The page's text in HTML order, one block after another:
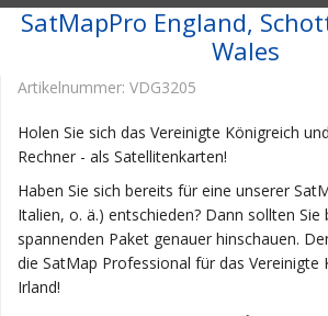
SatMapPro England,
Wales
Artikelnummer: VDG3205
Holen Sie sich das Vereinigte Königreich
Rechner - als Satellitenkarten!
Haben Sie sich bereits für eine unserer
Italien, o. ä.) entschieden? Dann sollten Sie
spannenden Paket genauer hinschauen.
die SatMap Professional für das Vereinigte
Irland!